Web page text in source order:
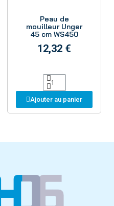
Peau de
mouilleur Unger
45 cm WS450
12,32 €
Ajouter au panier